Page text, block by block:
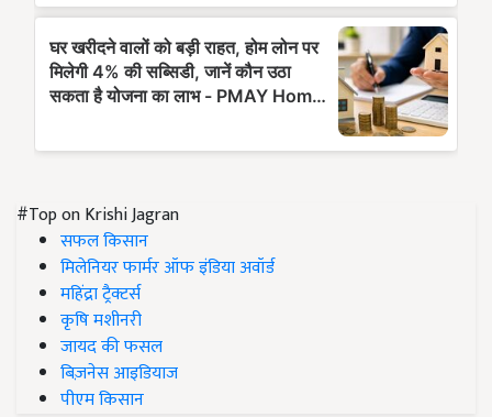
#Top on Krishi Jagran
सफल किसान
मिलेनियर फार्मर ऑफ इंडिया अवॉर्ड
महिंद्रा ट्रैक्टर्स
कृषि मशीनरी
जायद की फसल
बिज़नेस आइडियाज
पीएम किसान